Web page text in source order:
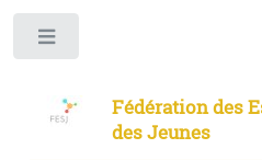
Fédération des
des Jeunes
Panneau de gestion des cookies